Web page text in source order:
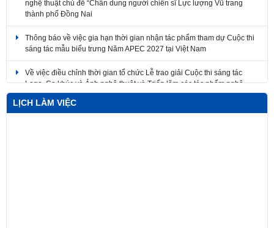
thành phố Đồng Nai
Thông báo về việc gia hạn thời gian nhận tác phẩm tham dự Cuộc thi
sáng tác mẫu biểu trưng Năm APEC 2027 tại Việt Nam
Về việc điều chỉnh thời gian tổ chức Lễ trao giải Cuộc thi sáng tác
Logo, Ca khúc và Ảnh nghệ thuật và Triển lãm các tác phẩm nghệ
thuật
LỊCH LÀM VIỆC